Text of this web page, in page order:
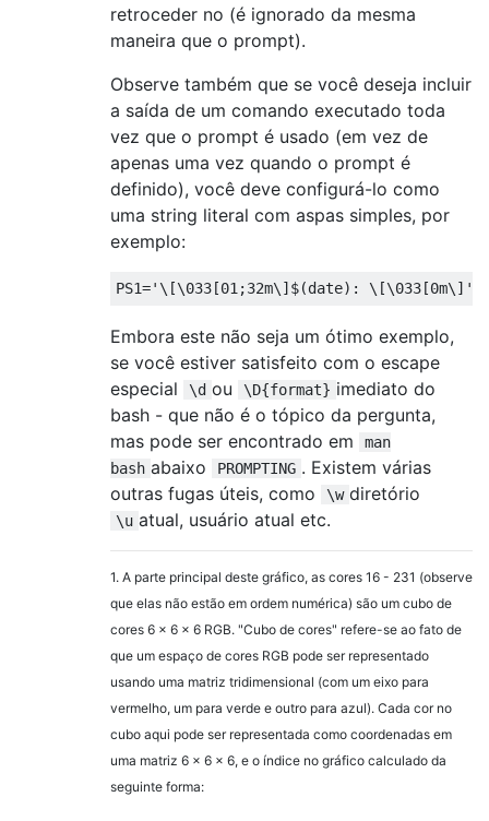
retroceder no (é ignorado da mesma
maneira que o prompt).
Observe também que se você deseja incluir
a saída de um comando executado toda
vez que o prompt é usado (em vez de
apenas uma vez quando o prompt é
definido), você deve configurá-lo como
uma string literal com aspas simples, por
exemplo:
PS1='\[\033[01;32m\]$(date): \[\033[0m\]'
Embora este não seja um ótimo exemplo,
se você estiver satisfeito com o escape
especial
\d ou \D{format} imediato do
bash - que não é o tópico da pergunta,
mas pode ser encontrado em
man
bash abaixo PROMPTING . Existem várias
outras fugas úteis, como
\w diretório
\u atual, usuário atual etc.
1. A parte principal deste gráfico, as cores 16 - 231 (observe
que elas não estão em ordem numérica) são um cubo de
cores 6 x 6 x 6 RGB. "Cubo de cores" refere-se ao fato de
que um espaço de cores RGB pode ser representado
usando uma matriz tridimensional (com um eixo para
vermelho, um para verde e outro para azul). Cada cor no
cubo aqui pode ser representada como coordenadas em
uma matriz 6 x 6 x 6, e o índice no gráfico calculado da
seguinte forma: